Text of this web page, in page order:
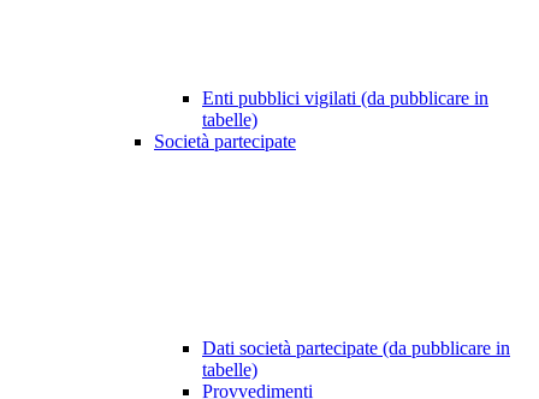
Enti pubblici vigilati (da pubblicare in
tabelle)
Società partecipate
Dati società partecipate (da pubblicare in
tabelle)
Provvedimenti